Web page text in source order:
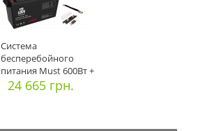
Система
бесперебойного
питания Must 600Вт +
АКБ 12В 200Аг L
24 665 грн.